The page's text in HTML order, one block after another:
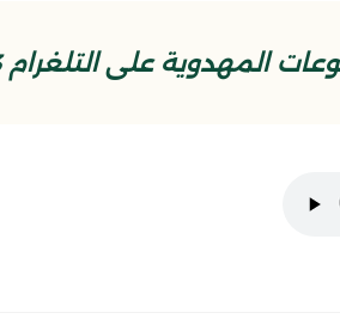
على التلغرام 009647729680233